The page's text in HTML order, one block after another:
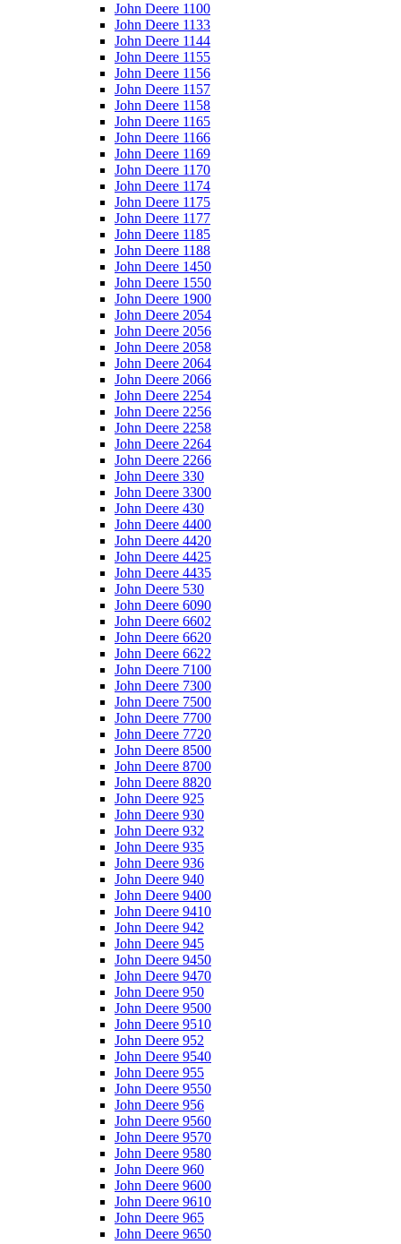
John Deere 1100
John Deere 1133
John Deere 1144
John Deere 1155
John Deere 1156
John Deere 1157
John Deere 1158
John Deere 1165
John Deere 1166
John Deere 1169
John Deere 1170
John Deere 1174
John Deere 1175
John Deere 1177
John Deere 1185
John Deere 1188
John Deere 1450
John Deere 1550
John Deere 1900
John Deere 2054
John Deere 2056
John Deere 2058
John Deere 2064
John Deere 2066
John Deere 2254
John Deere 2256
John Deere 2258
John Deere 2264
John Deere 2266
John Deere 330
John Deere 3300
John Deere 430
John Deere 4400
John Deere 4420
John Deere 4425
John Deere 4435
John Deere 530
John Deere 6090
John Deere 6602
John Deere 6620
John Deere 6622
John Deere 7100
John Deere 7300
John Deere 7500
John Deere 7700
John Deere 7720
John Deere 8500
John Deere 8700
John Deere 8820
John Deere 925
John Deere 930
John Deere 932
John Deere 935
John Deere 936
John Deere 940
John Deere 9400
John Deere 9410
John Deere 942
John Deere 945
John Deere 9450
John Deere 9470
John Deere 950
John Deere 9500
John Deere 9510
John Deere 952
John Deere 9540
John Deere 955
John Deere 9550
John Deere 956
John Deere 9560
John Deere 9570
John Deere 9580
John Deere 960
John Deere 9600
John Deere 9610
John Deere 965
John Deere 9650